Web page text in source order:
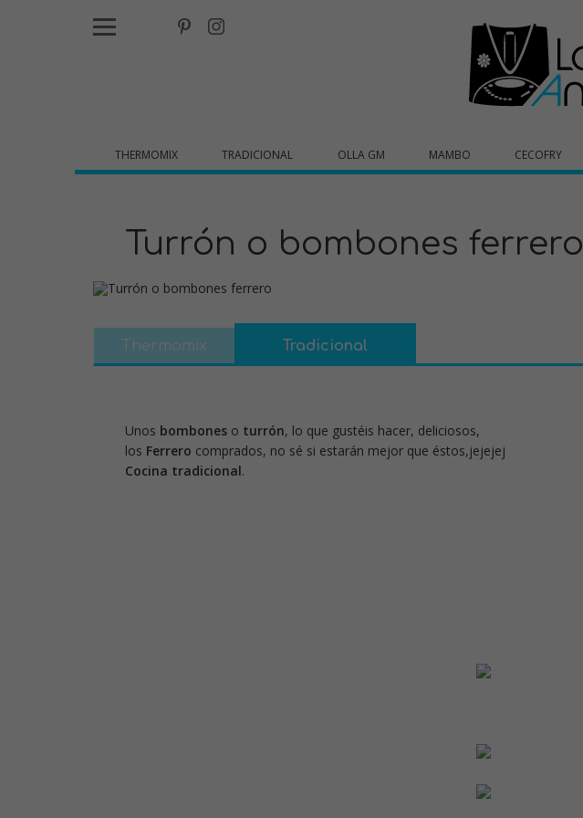
THERMOMIX TRADICIONAL OLLA GM MAMBO CECOFRY
Turrón o bombones ferrero
Thermomix Tradicional
Unos bombones o turrón, lo que gustéis hacer, deliciosos,
los Ferrero comprados, no sé si estarán mejor que éstos,jejejej
Cocina tradicional.